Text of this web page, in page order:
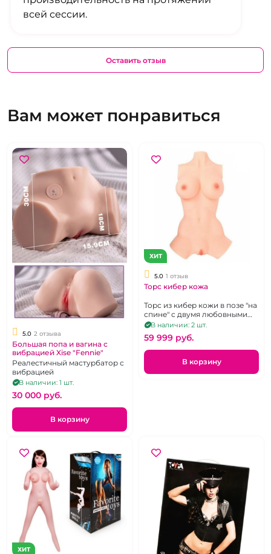
всей сессии.
Оставить отзыв
Вам может понравиться
5.0 2 отзыва
Большая попа и вагина с
вибрацией Xise "Fennie"
Реалестичный мастурбатор с
вибрацией
В наличии: 1 шт.
30 000 pуб.
В корзину
ХИТ
5.0 1 отзыв
Торс кибер кожа
Торс из кибер кожи в позе "на
спине" с двумя любовными
отверстиями и большой
В наличии: 2 шт.
59 999 pуб.
В корзину
ХИТ